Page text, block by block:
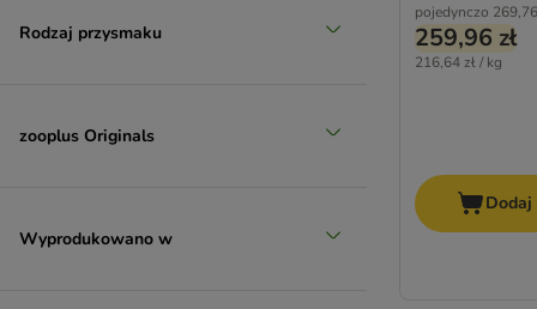
Rodzaj przysmaku
zooplus Originals
Wyprodukowano w
pojedynczo
259,96 zł
216,64 zł / kg
Dodaj